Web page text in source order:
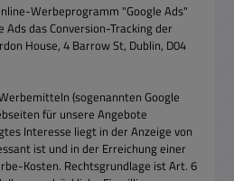
Werbeprogramm "Google Ads"
Ads das Conversion-Tracking der
House, 4 Barrow St, Dublin, D04
(sogenannten Google
für unsere Angebote
Interesse liegt in der Anzeige von
ist und in der Erreichung einer
Kosten. Rechtsgrundlage ist Art. 6